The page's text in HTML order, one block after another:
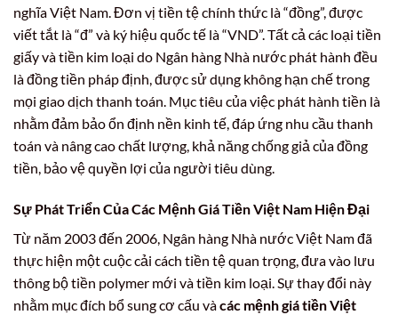
nghĩa Việt Nam. Đơn vị tiền tệ chính thức là “đồng”, được
viết tắt là “đ” và ký hiệu quốc tế là “VND”. Tất cả các loại tiền
giấy và tiền kim loại do Ngân hàng Nhà nước phát hành đều
là đồng tiền pháp định, được sử dụng không hạn chế trong
mọi giao dịch thanh toán. Mục tiêu của việc phát hành tiền là
nhằm đảm bảo ổn định nền kinh tế, đáp ứng nhu cầu thanh
toán và nâng cao chất lượng, khả năng chống giả của đồng
tiền, bảo vệ quyền lợi của người tiêu dùng.
Sự Phát Triển Của Các Mệnh Giá Tiền Việt Nam Hiện Đại
Từ năm 2003 đến 2006, Ngân hàng Nhà nước Việt Nam đã
thực hiện một cuộc cải cách tiền tệ quan trọng, đưa vào lưu
thông bộ tiền polymer mới và tiền kim loại. Sự thay đổi này
nhằm mục đích bổ sung cơ cấu vàcác mệnh giá tiền Việt